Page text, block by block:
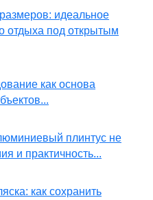
идеальное
отдыха под открытым
как основа
плинтус не
и практичность...
как сохранить